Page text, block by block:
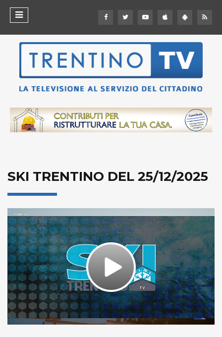
SKI TRENTINO DEL 25/12/2025
Play
Video